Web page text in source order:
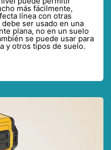
más fácilmente,
línea con otras
ser usado en una
plana, no en un suelo
se puede usar para
y otros tipos de suelo.